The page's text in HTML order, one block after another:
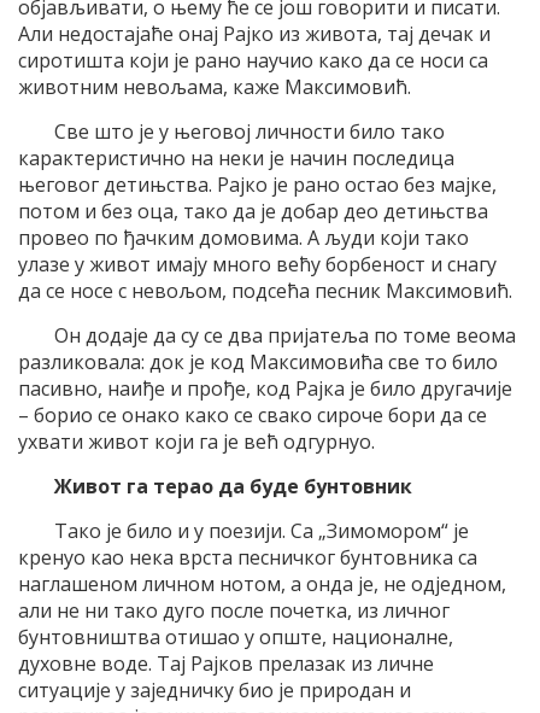
објављивати, о њему ће се још говорити и писати.
Али недостајаће онај Рајко из живота, тај дечак и
сиротишта који је рано научио како да се носи са
животним невољама, каже Максимовић.
Све што је у његовој личности било тако
карактеристично на неки је начин последица
његовог детињства. Рајко је рано остао без мајке,
потом и без оца, тако да је добар део детињства
провео по ђачким домовима. А људи који тако
улазе у живот имају много већу борбеност и снагу
да се носе с невољом, подсећа песник Максимовић.
Он додаје да су се два пријатеља по томе веома
разликовала: док је код Максимовића све то било
пасивно, наиђе и прође, код Рајка је било другачије
– борио се онако како се свако сироче бори да се
ухвати живот који га је већ одгурнуо.
Живот га терао да буде бунтовник
Тако је било и у поезији. Са „Зимомором“ је
кренуо као нека врста песничког бунтовника са
наглашеном личном нотом, а онда је, не одједном,
али не ни тако дуго после почетка, из личног
бунтовништва отишао у опште, националне,
духовне воде. Тај Рајков прелазак из личне
ситуације у заједничку био је природан и